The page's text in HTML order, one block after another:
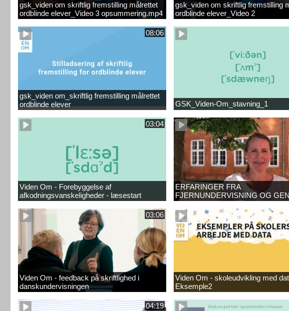
gsk_viden om skriftlig fremstilling målrettet
ordblinde elever_Video 3 opsummering.mp4
gsk_viden om skriftlig fremstilling
ordblinde elever_Video 2
opsummering_Klip2.mp4
08:06
gsk_viden om_skriftlig fremstilling målrettet
ordblinde elever
GSK_Viden-Om_stavning_1
03:04
Viden Om - Forebyggelse af
afkodningsvanskeligheder - læsestart
ERFARINGER FRA
FJERNUNDERVISNING OG
03:06
Viden Om - feedback på skriftlighed i
danskundervisningen
Viden Om - skoleudvikling med
Eksemple2
04:19